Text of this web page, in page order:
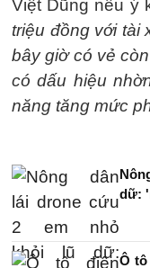
Việt Dũng nêu ý
triệu đồng với tài
bây giờ có vẻ
có dấu hiệu
năng tăng mức
dữ:
Ô